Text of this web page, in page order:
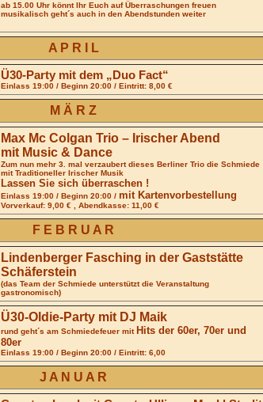
ab 15.00 Uhr könnt Ihr Euch auf Überraschungen freuen
musikalisch geht´s auch in den Abendstunden weiter
A P R I L
Ü30-Party mit dem „Duo Fact“
Einlass 19:00 / Beginn 20:00 / Eintritt: 8,00 €
M Ä R Z
Max Mc Colgan Trio – Irischer Abend
mit Music & Dance
Zum nun mehr 3. mal verzaubert dieses Berliner Trio die Schmiede
mitTraditioneller Irischer Musik
Lassen Sie sich überraschen !
Einlass 19:00 / Beginn 20:00 / mit Kartenvorbestellung
Vorverkauf: 9,00 € , Abendkasse: 11,00 €
F E B R U A R
Lindenberger Fasching in der Gaststätte
Schäferstein
(das Team der Schmiede unterstützt die Veranstaltung
gastronomisch)
Ü30-Oldie-Party mit DJ Maik
rund geht´s am Schmiedefeuer mit Hits der 60er, 70er und
80er
Einlass 19:00 / Beginn 20:00 / Eintritt: 6,00
J A N U A R